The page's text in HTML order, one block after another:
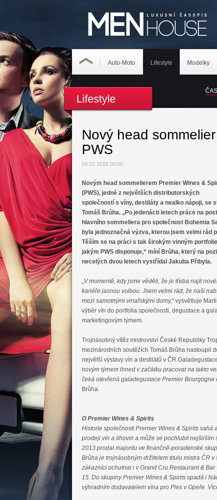
Auto-Moto Lifestyle Modelky
Lifestyle
Nový head sommelier
PWS
04.02.2016 00:00
Novým head sommelierem Premier Wines &
(PWS), jedné z největších distributorských
společností s víny, destiláty a nealko nápoji, se
Tomáš Brůha. „Po jedenácti letech práce na
hlavního sommeliera pro společnost Bohemia
byla jednoznačná výzva, kterou jsem velmi rád
Těším se na práci s tak širokým vinným
jakým PWS disponuje,“ míní Brůha, který na
necelých dvou letech vystřídal Jakuba Přibyla.
„V momentě, kdy jsme věděli, že je třeba najít
kariéře jasnou volbou. Jsem velmi rád, že naši
mezi samotnými vinařskými domy,“ vysvětluje
výběr vín do portfolia společnosti, degustace a
marketingovým týmem.
Trojnásobný vítěz mistrovství České Republiky
mezinárodních soutěžích Tomáš Brůha nastoupil
největší výstavy vín a destilátů v ČR
novým týmem ihned v začátku pracovat na takto
čeká otevřená galadegustace Premier
Brůha.
O Premier Wines & Spirits
Historie společnosti Premier Wines & Spirits
prodeji vín a lihovin a může se pochlubit nejširším
2013 prodal majoritu ve finančně-poradenské
Brůha je trojnásobným držitelem titulu mistra ČR
zákazníci ochutnat i v Grand Cru Restaurant &
15. Do skupiny Premier Wines & Spirits spadá i
výhradním dodavatelem vína pro Ples v Opeře.